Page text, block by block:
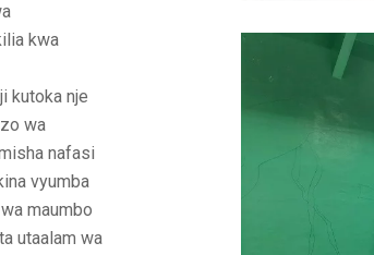
kwa
kutoka nje
wa
nafasi
vyumba
maumbo
utaalam wa